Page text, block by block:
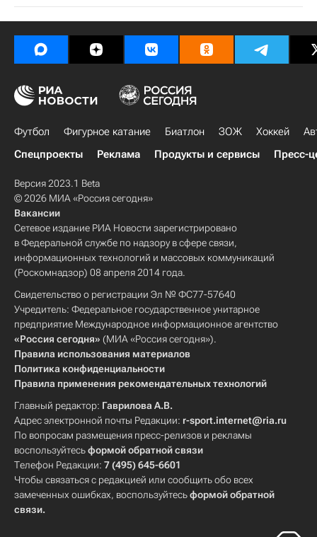
Футбол Фигурное катание Биатлон ЗОЖ Хоккей
Спецпроекты
Реклама Продукты и сервисы Пресс-
Версия 2023.1 Beta
© 2026 МИА «Россия сегодня»
Вакансии
Сетевое издание РИА Новости зарегистрировано
в Федеральной службе по надзору в сфере связи,
информационных технологий и массовых коммуникаций
(Роскомнадзор) 08 апреля 2014 года.
Свидетельство о регистрации Эл № ФС77-57640
Учредитель: Федеральное государственное унитарное
предприятие Международное информационное агентство
«Россия сегодня» (МИА «Россия сегодня»).
Правила использования материалов
Политика конфиденциальности
Правила применения рекомендательных технологий
Главный редактор: Гаврилова А.В.
Адрес электронной почты Редакции: r-sport.internet@ria.ru
По вопросам размещения пресс-релизов и рекламы
воспользуйтесьформой обратной связи
Телефон Редакции: 7 (495) 645-6601
Чтобы связаться с редакцией или сообщить обо всех
замеченных ошибках, воспользуйтесьформой обратной
связи.